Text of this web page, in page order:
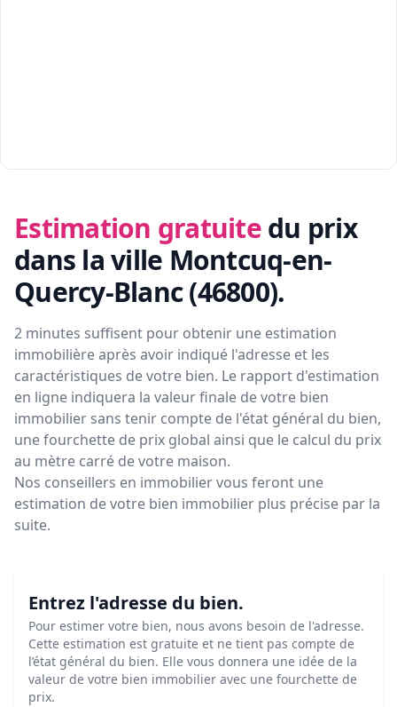
Estimation gratuite du prix
dans la ville Montcuq-en-
Quercy-Blanc (46800).
2 minutes suffisent pour obtenir une estimation
immobilière après avoir indiqué l'adresse et les
caractéristiques de votre bien. Le rapport d'estimation
en ligne indiquera la valeur finale de votre bien
immobilier sans tenir compte de l'état général du bien,
une fourchette de prix global ainsi que le calcul du prix
au mètre carré de votre maison.
Nos conseillers en immobilier vous feront une
estimation de votre bien immobilier plus précise par la
suite.
Entrez l'adresse du bien.
Pour estimer votre bien, nous avons besoin de l'adresse.
Cette estimation est gratuite et ne tient pas compte de
l’état général du bien. Elle vous donnera une idée de la
valeur de votre bien immobilier avec une fourchette de
prix.